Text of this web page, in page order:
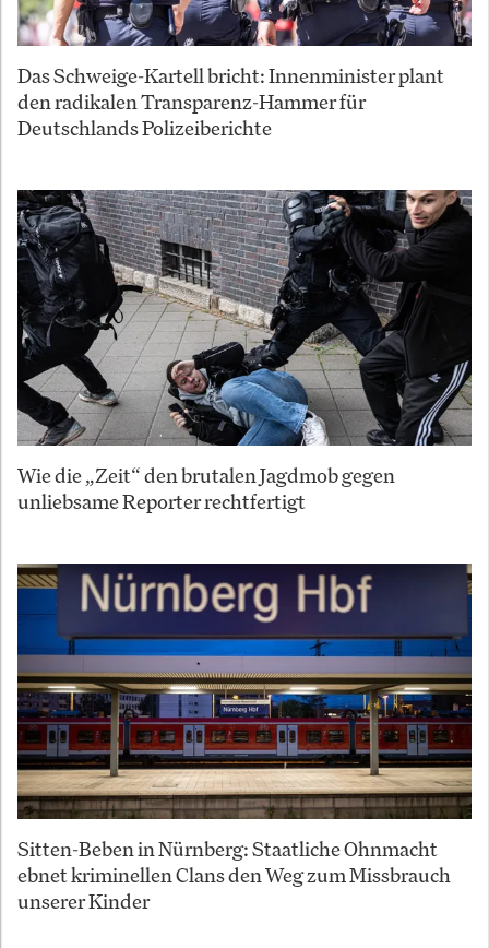
Das Schweige-Kartell bricht: Innenminister plant
den radikalen Transparenz-Hammer für
Deutschlands Polizeiberichte
Wie die „Zeit“ den brutalen Jagdmob gegen
unliebsame Reporter rechtfertigt
Sitten-Beben in Nürnberg: Staatliche Ohnmacht
ebnet kriminellen Clans den Weg zum Missbrauch
unserer Kinder